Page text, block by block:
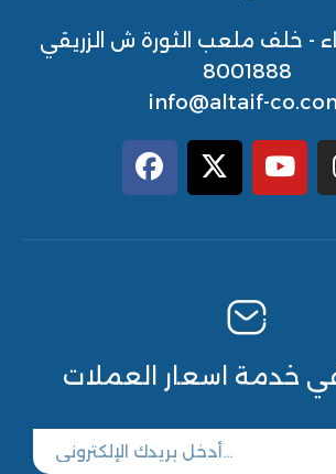
- خلف ملعب الثورة ش الزريقي
8001888
info@altaif-